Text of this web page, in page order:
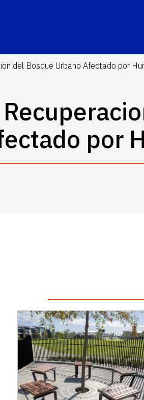
del Bosque Urbano Afectado por
por